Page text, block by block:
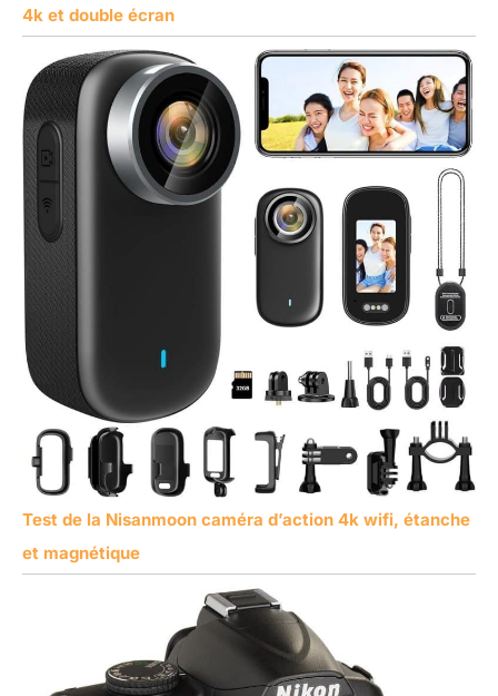
4k et double écran
Test de la Nisanmoon caméra d’action 4k wifi, étanche
et magnétique